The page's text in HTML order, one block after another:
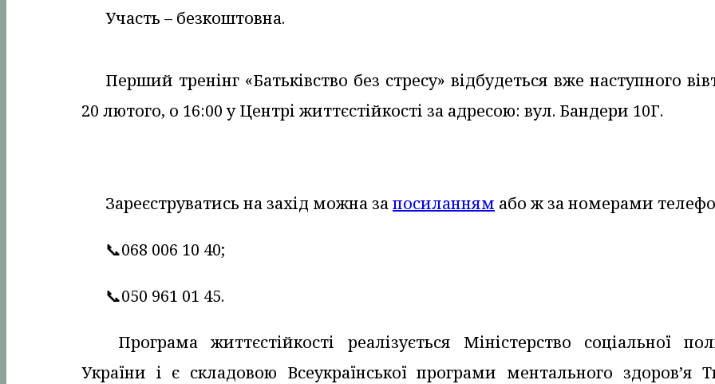
Участь – безкоштовна.
Перший тренінг «Батьківство без стресу» відбудеться вже наступного
20 лютого, о 16:00 у Центрі життєстійкості за адресою: вул. Бандери 10Г.
Зареєструватись на захід можна запосиланням або ж за номерами
📞068 006 10 40;
📞050 961 01 45.
Програма життєстійкості реалізується Міністерство соціальної
України і є складовою Всеукраїнської програми ментального здоров’я